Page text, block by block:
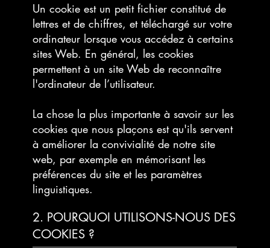
Un cookie est un petit fichier constitué de
lettres et de chiffres, et téléchargé sur votre
ordinateur lorsque vous accédez à certains
sites Web. En général, les cookies
permettent à un site Web de reconnaître
l'ordinateur de l’utilisateur.
La chose la plus importante à savoir sur les
cookies que nous plaçons est qu'ils servent
à améliorer la convivialité de notre site
web, par exemple en mémorisant les
préférences du site et les paramètres
linguistiques.
2. POURQUOI UTILISONS-NOUS DES
COOKIES ?